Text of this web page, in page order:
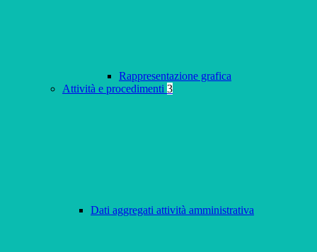
Rappresentazione grafica
Attività e procedimenti 3
Dati aggregati attività amministrativa